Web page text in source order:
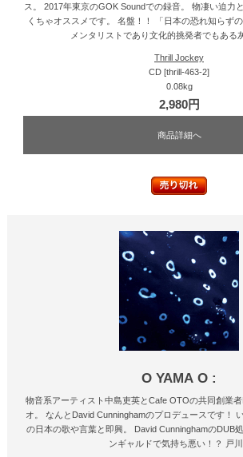
ス。 2017年東京のGOK Soundでの録音。 物凄い迫力
くちゃオススメです。 名盤！！ 「日本の恐れ知らず
メンタリストであり文化的挑発者でもある
Thrill Jockey
CD [thrill-463-2]
0.08kg
2,980円
商品詳細へ
O YAMA O :
物音系アーティスト中島吏英とCafe OTOの共同創業
オ。 なんとDavid Cunninghamのプロデュースです！
の日本の歌や言葉と即興。 David CunninghamのDUB
ンギャルドで気持ち悪い！？ 戸